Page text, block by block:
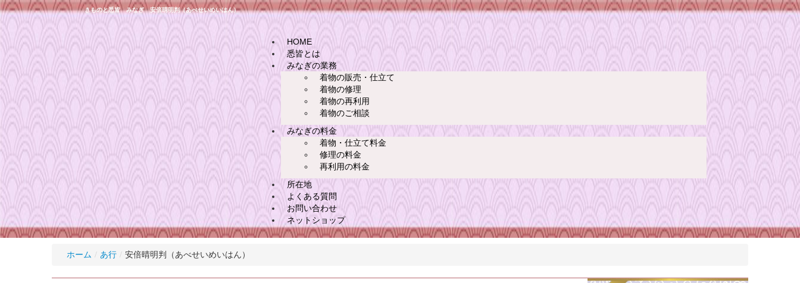
きものと悉皆 みなぎ 安倍晴明判（あべせいめいはん）
HOME
悉皆とは
みなぎの業務
着物の販売・仕立て
着物の修理
着物の再利用
着物のご相談
みなぎの料金
着物・仕立て料金
修理の料金
再利用の料金
所在地
よくある質問
お問い合わせ
ネットショップ
ホーム / あ行 / 安倍晴明判（あべせいめいはん）